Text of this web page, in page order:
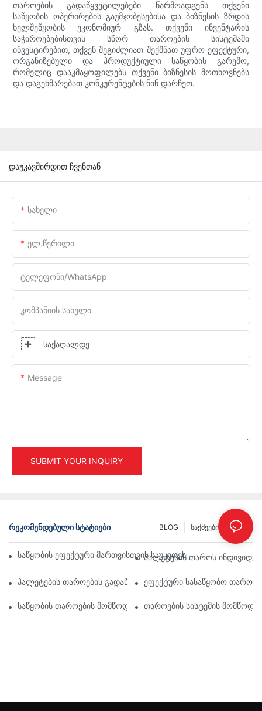
თაროების გადაწყვეტილებები წარმოადგენს თქვენი
საწყობის ოპერირების გაუმჯობესებისა და ბიზნესის ზრდის
ხელშეწყობის ეკონომიურ გზას. თქვენი ინვენტარის
საჭიროებებისთვის სწორ თაროების სისტემაში
ინვესტირებით, თქვენ შეგიძლიათ შექმნათ უფრო ეფექტური,
ორგანიზებული და პროდუქტიული საწყობის გარემო,
რომელიც დააკმაყოფილებს თქვენი ბიზნესის მოთხოვნებს
და დაგეხმარებათ კონკურენტების წინ დარჩეთ.
დაუკავშირდით ჩვენთან
Სახელი
Ელ.წერილი
Ტელეფონი/WhatsApp
Კომპანიის Სახელი
Საქაღალდე
Message
SUBMIT YOUR INQUIRY
ᲠᲔᲙᲝᲛᲔᲜᲓᲔᲑᲣᲚᲘ ᲡᲢᲐᲢᲘᲔᲑᲘ INFO
Საქმეები
BLOG
Საწყობის Ეფექტური Მართვისთვის Საუკეთესო Სამრეწველო
Პალეტების Თაროს
Პალეტების Თაროების Გადაწყვეტილებების Მომავალი:
Ეფექტური Სასაწყობო
Საწყობის Თაროების Მომწოდებლები: Რას Უნდა Მიაქციოთ
Თაროების Სისტემის